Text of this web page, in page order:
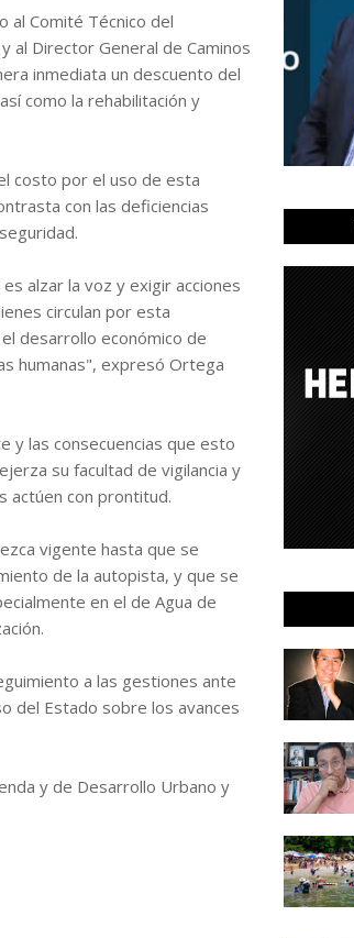
al Comité Técnico del
al Director General de Caminos
inmediata un descuento del
como la rehabilitación y
costo por el uso de esta
con las deficiencias
alzar la voz y exigir acciones
circulan por esta
desarrollo económico de
humanas", expresó Ortega
y las consecuencias que esto
su facultad de vigilancia y
actúen con prontitud.
vigente hasta que se
de la autopista, y que se
en el de Agua de
a las gestiones ante
del Estado sobre los avances
y de Desarrollo Urbano y